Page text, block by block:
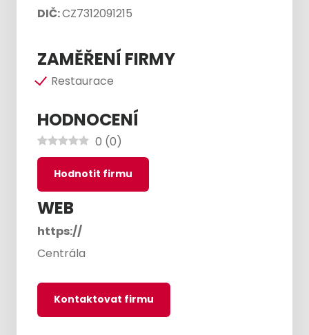
DIČ:CZ7312091215
ZAMĚŘENÍ FIRMY
Restaurace
HODNOCENÍ
0 (0)
Hodnotit firmu
WEB
https://
Centrála
Kontaktovat firmu